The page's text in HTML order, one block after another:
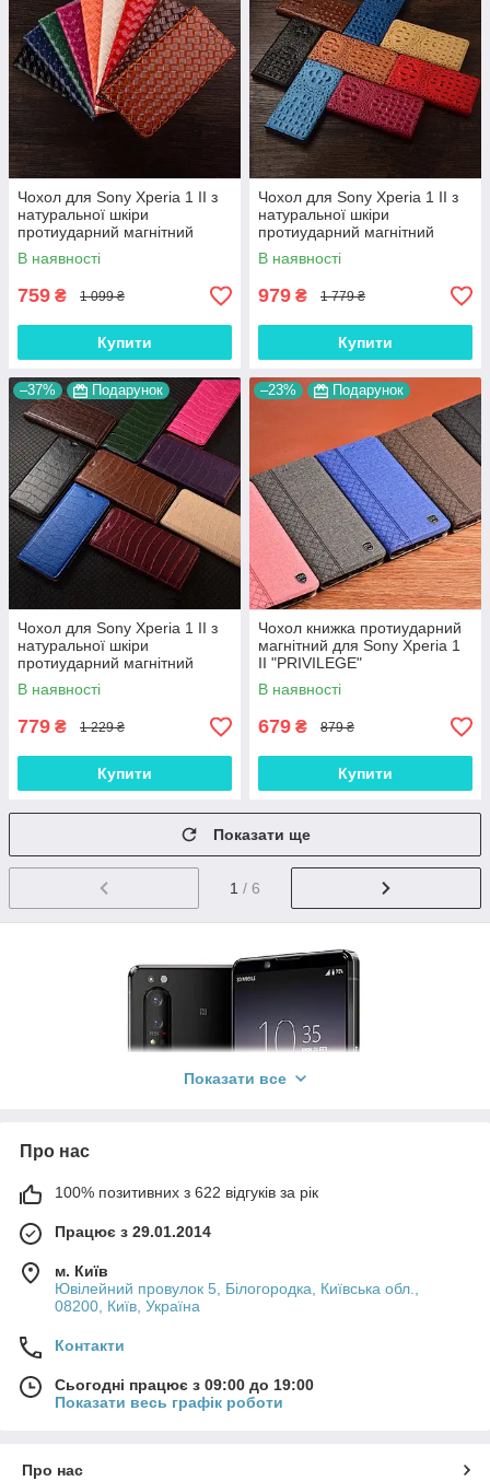
Чохол для Sony Xperia 1 II з
натуральної шкіри
протиударний магнітний
книжка з підставкою
"VENETTA"
В наявності
759 ₴ 1 099 ₴
Купити
Чохол для Sony Xperia 1 II з
натуральної шкіри
протиударний магнітний
книжка з підставкою
"CROCOHEAD"
В наявності
979 ₴ 1 779 ₴
Купити
–37% Подарунок
Чохол для Sony Xperia 1 II з
натуральної шкіри
протиударний магнітний
книжка з підставкою "LUXOR"
В наявності
779 ₴ 1 229 ₴
Купити
–23% Подарунок
Чохол книжка протиударний
магнітний для Sony Xperia 1
II "PRIVILEGE"
В наявності
679 ₴ 879 ₴
Купити
Показати ще
1 / 6
Показати все
Про нас
100% позитивних з 622 відгуків за рік
Працює з 29.01.2014
м. Київ
Ювілейний провулок 5, Білогородка, Київська обл.,
08200, Київ, Україна
Контакти
Сьогодні працює з 09:00 до 19:00
Показати весь графік роботи
Про нас